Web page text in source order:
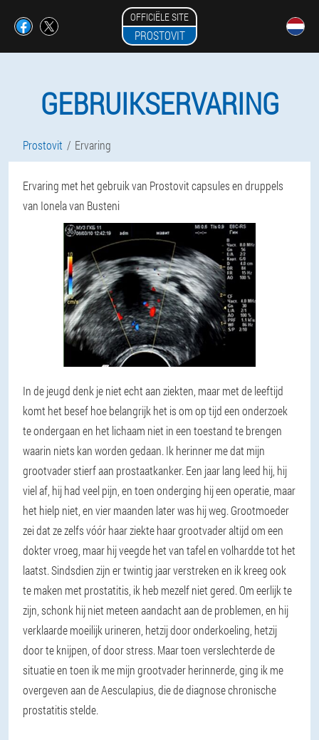
OFFICIËLE SITE
PROSTOVIT
GEBRUIKSERVARING
Prostovit Ervaring
Ervaring met het gebruik van Prostovit capsules en druppels
van Ionela van Busteni
In de jeugd denk je niet echt aan ziekten, maar met de leeftijd
komt het besef hoe belangrijk het is om op tijd een onderzoek
te ondergaan en het lichaam niet in een toestand te brengen
waarin niets kan worden gedaan. Ik herinner me dat mijn
grootvader stierf aan prostaatkanker. Een jaar lang leed hij, hij
viel af, hij had veel pijn, en toen onderging hij een operatie, maar
het hielp niet, en vier maanden later was hij weg. Grootmoeder
zei dat ze zelfs vóór haar ziekte haar grootvader altijd om een
dokter vroeg, maar hij veegde het van tafel en volhardde tot het
laatst. Sindsdien zijn er twintig jaar verstreken en ik kreeg ook
te maken met prostatitis, ik heb mezelf niet gered. Om eerlijk te
zijn, schonk hij niet meteen aandacht aan de problemen, en hij
verklaarde moeilijk urineren, hetzij door onderkoeling, hetzij
door te knijpen, of door stress. Maar toen verslechterde de
situatie en toen ik me mijn grootvader herinnerde, ging ik me
overgeven aan de Aesculapius, die de diagnose chronische
prostatitis stelde.